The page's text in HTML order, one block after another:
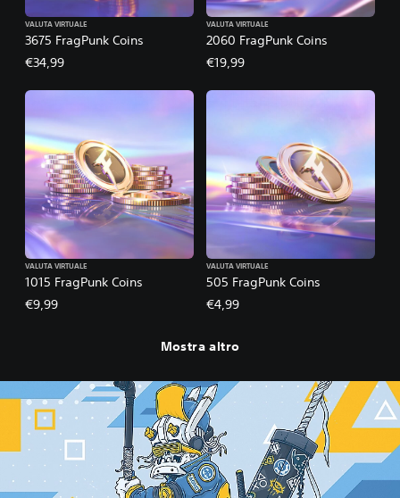
3675 FragPunk Coins
VALUTA VIRTUALE
€34,99
2060 FragPunk Coins
VALUTA VIRTUALE
€19,99
1015 FragPunk Coins
VALUTA VIRTUALE
€9,99
505 FragPunk Coins
VALUTA VIRTUALE
€4,99
Mostra altro